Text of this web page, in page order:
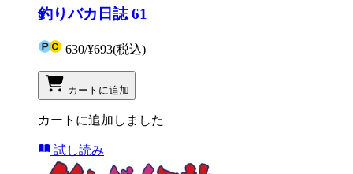
釣りバカ日誌 61
630/¥693(税込)
カートに追加
カートに追加しました
試し読み